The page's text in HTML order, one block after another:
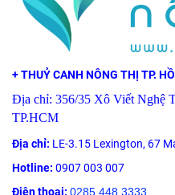
+ THUỶ CANH NÔNG THỊ TP.
Địa chỉ: 356/35 Xô Viết Nghệ
TP.HCM
Địa chỉ: LE-3.15 Lexington, 67
Hotline: 0907 003 007
Điện thoại: 0285 448 3333